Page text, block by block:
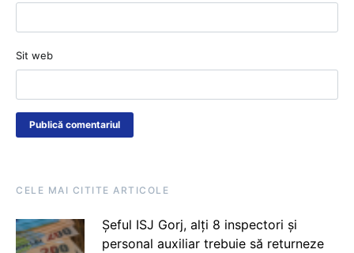
Sit web
CELE MAI CITITE ARTICOLE
Șeful ISJ Gorj, alți 8 inspectori și
personal auxiliar trebuie să returneze